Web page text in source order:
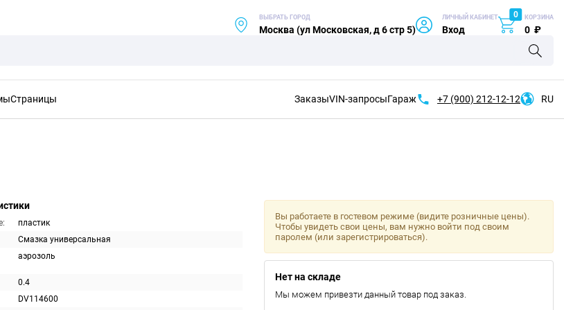
ВЫБРАТЬ ГОРОД
Москва (ул Московская, д 6 стр 5)
ЛИЧНЫЙ КАБИНЕТ
Вход
0 КОРЗИНА
0 ₽
Страницы ЗаказыVIN-запросыГараж +7 (900) 212-12-12 RU
пластик
Смазка универсальная
аэрозоль
0.4
DV114600
Вы работаете в гостевом режиме (видите розничные цены).
Чтобы увидеть свои цены, вам нужно войти под своим
паролем (или зарегистрироваться).
Нет на складе
Мы можем привезти данный товар под заказ.